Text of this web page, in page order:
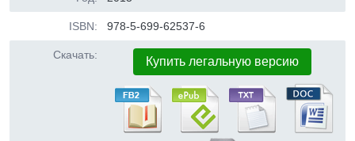
ISBN: 978-5-699-62537-6
Скачать: Купить легальную версию